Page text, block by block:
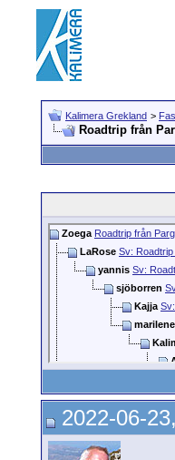
Kalimera Grekland >
Roadtrip från
Zoega Roadtrip från
LaRose Sv:
yannis Sv:
sjöborren
Kajja
marilene
2022-06-